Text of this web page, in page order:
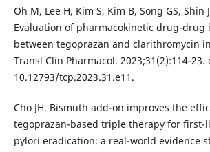
Oh M, Lee H, Kim S, Kim B, Song GS, Shin
Evaluation of pharmacokinetic drug-drug
between tegoprazan and clarithromycin
Transl Clin Pharmacol. 2023;31(2):114-23.
10.12793/tcp.2023.31.e11.
Cho JH. Bismuth add-on improves the
tegoprazan-based triple therapy for first-
pylori eradication: a real-world evidence